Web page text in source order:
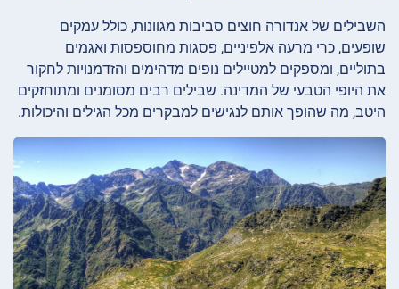
השבילים של אנדורה חוצים סביבות מגוונות, כולל עמקים
שופעים, כרי מרעה אלפיניים, פסגות מחוספסות ואגמים
בתוליים, ומספקים למטיילים נופים מדהימים והזדמנויות לחקור
את היופי הטבעי של המדינה. שבילים רבים מסומנים ומתוחזקים
היטב, מה שהופך אותם לנגישים למבקרים מכל הגילים והיכולות.